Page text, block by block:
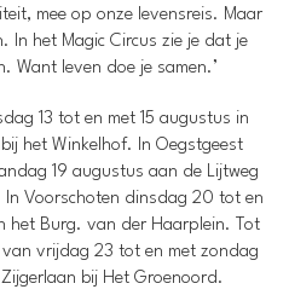
mee op onze levensreis. Maar
In het Magic Circus zie je dat je
Want leven doe je samen.’
13 tot en met 15 augustus in
het Winkelhof. In Oegstgeest
19 augustus aan de Lijtweg
In Voorschoten dinsdag 20 tot en
het Burg. van der Haarplein. Tot
vrijdag 23 tot en met zondag
bij Het Groenoord.